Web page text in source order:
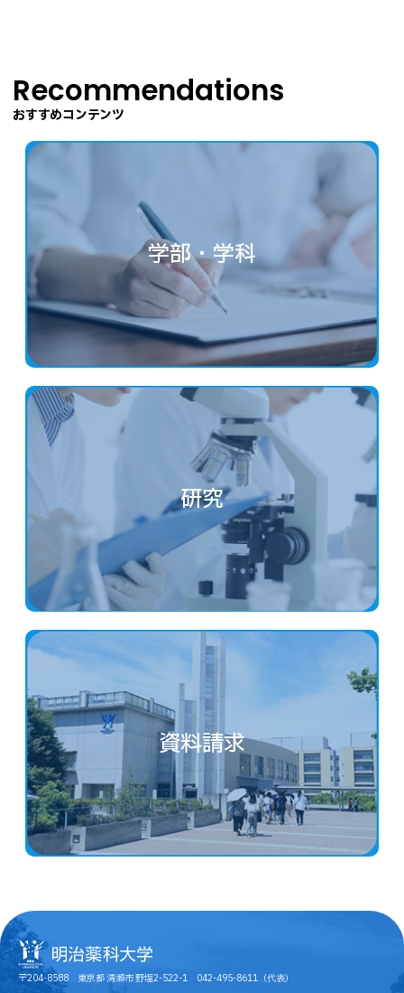
Recommendations
おすすめコンテンツ
学部・学科
研究
資料請求
〒204-8588 東京都 清瀬市 野塩2-522-1 042-495-8611（代表）